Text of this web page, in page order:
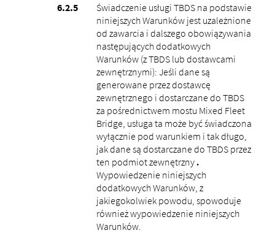
Świadczenie usługi TBDS na podstawie
niniejszych Warunków jest uzależnione
od zawarcia i dalszego obowiązywania
następujących dodatkowych
Warunków (z TBDS lub dostawcami
zewnętrznymi): Jeśli dane są
generowane przez dostawcę
zewnętrznego i dostarczane do TBDS
za pośrednictwem mostu Mixed Fleet
Bridge, usługa ta może być świadczona
wyłącznie pod warunkiem i tak długo,
jak dane są dostarczane do TBDS przez
ten podmiot zewnętrzny .
Wypowiedzenie niniejszych
dodatkowych Warunków, z
jakiegokolwiek powodu, spowoduje
również wypowiedzenie niniejszych
Warunków.